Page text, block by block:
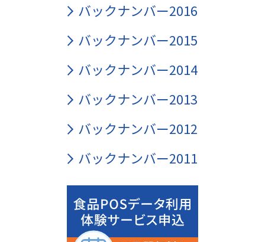
バックナンバー2016
バックナンバー2015
バックナンバー2014
バックナンバー2013
バックナンバー2012
バックナンバー2011